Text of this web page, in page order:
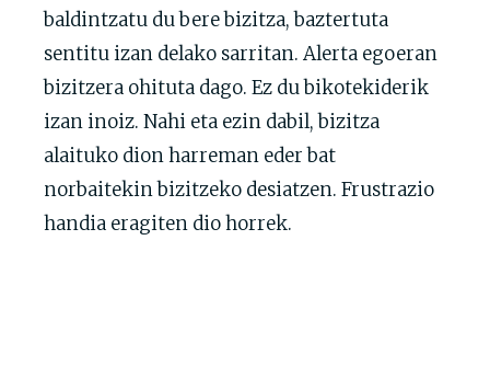
baldintzatu du bere bizitza, baztertuta
sentitu izan delako sarritan. Alerta egoeran
bizitzera ohituta dago. Ez du bikotekiderik
izan inoiz. Nahi eta ezin dabil, bizitza
alaituko dion harreman eder bat
norbaitekin bizitzeko desiatzen. Frustrazio
handia eragiten dio horrek.